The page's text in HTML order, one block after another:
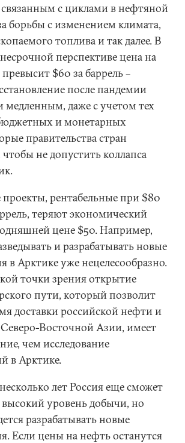
с циклами в нефтяной
борьбы с изменением климата,
топлива и так далее. В
перспективе цена на
$60 за баррель –
после пандемии
медленным, даже с учетом тех
и монетарных
правительства стран
не допустить коллапса
рентабельные при $80
теряют экономический
цене $50. Например,
и разрабатывать новые
в Арктике уже нецелесообразно.
точки зрения открытие
пути, который позволит
доставки российской нефти и
Восточной Азии, имеет
чем исследование
в Арктике.
лет Россия еще сможет
уровень добычи, но
разрабатывать новые
Если цены на нефть останутся